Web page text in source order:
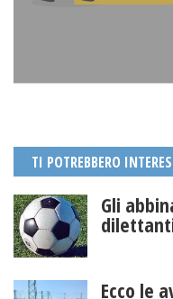
TI POTREBBERO
Gli
Ecco le